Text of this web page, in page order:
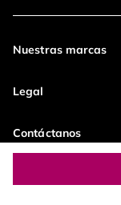
Nuestras marcas
Legal
Contáctanos
Pagos 100%